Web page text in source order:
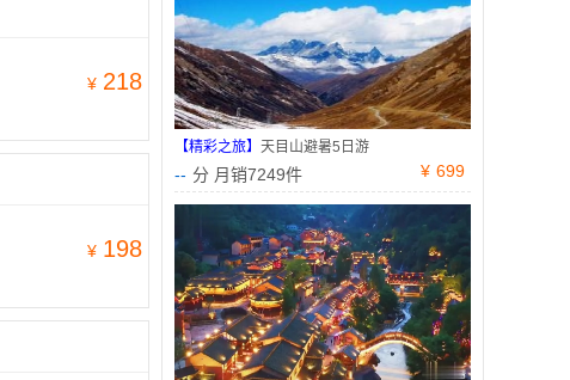
¥ 218
¥ 198
【精彩之旅】 天目山避暑5日游
-- 分 月销7249件 ¥ 699